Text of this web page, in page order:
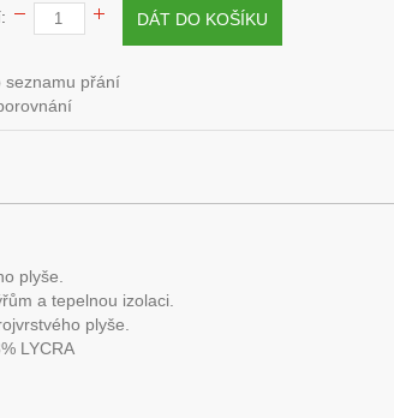
seznamu přání
plyše.
a tepelnou izolaci.
plyše.
LYCRA